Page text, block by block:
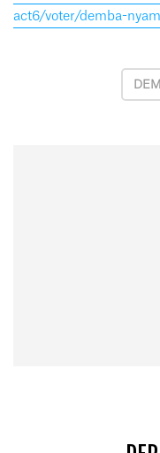
act6/voter/demba-